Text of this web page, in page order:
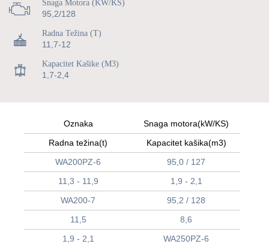
Snaga Motora (kW/KS)
95,2/128
Radna Težina (t)
11,7-12
Kapacitet Kašike (m3)
1,7-2,4
Oznaka
Snaga motora(kW/KS)
Radna težina(t)
Kapacitet kašika(m3)
WA200PZ-6
95,0 / 127
11,3 - 11,9
1,9 - 2,1
WA200-7
95,2 / 128
11,5
8,6
1,9 - 2,1
WA250PZ-6